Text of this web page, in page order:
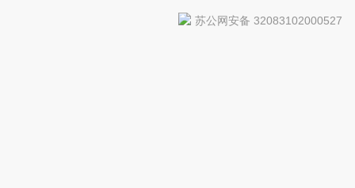
苏公网安备 32083102000527